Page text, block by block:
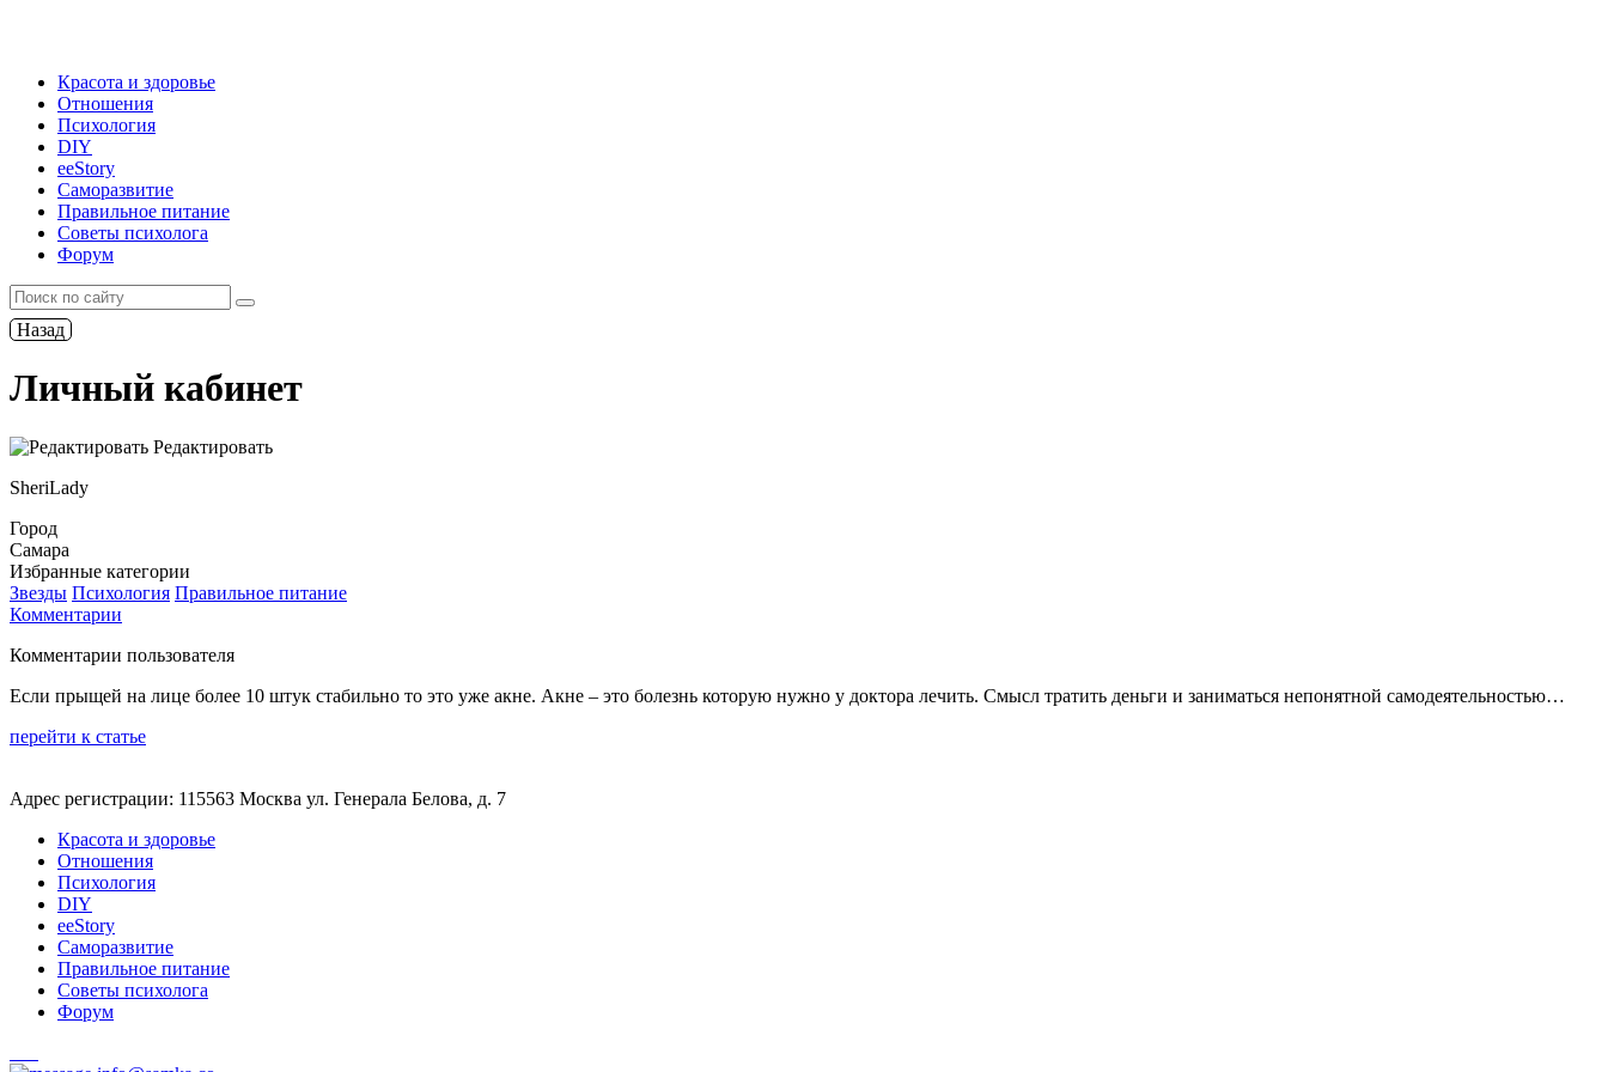
Красота и здоровье
Отношения
Психология
DIY
ееStory
Саморазвитие
Правильное питание
Советы психолога
Форум
Назад
Личный кабинет
Редактировать
SheriLady
Город
Самара
Избранные категории
Звезды Психология Правильное питание
Комментарии
Комментарии пользователя
Если прыщей на лице более 10 штук стабильно то это уже акне. Акне – это болезнь которую нужно у доктора лечить. Смысл тратить деньги и заниматься непонятной самодеятельностью…
перейти к статье
Адрес регистрации: 115563 Москва ул. Генерала Белова, д. 7
Красота и здоровье
Отношения
Психология
DIY
ееStory
Саморазвитие
Правильное питание
Советы психолога
Форум